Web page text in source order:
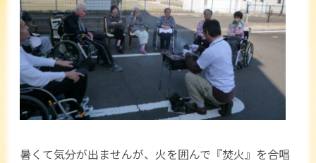
暑くて気分が出ませんが、火を囲んで『焚火』を合唱